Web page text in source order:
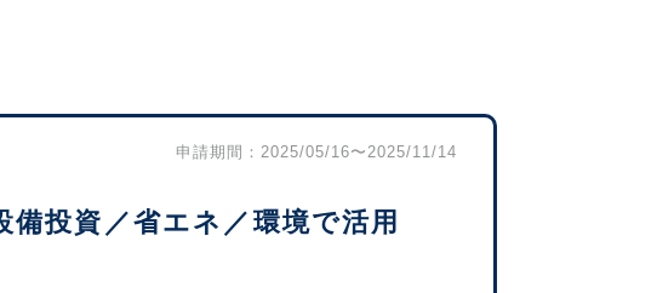
申請期間：2025/05/16〜2025/11/14
投資／省エネ／環境で活用